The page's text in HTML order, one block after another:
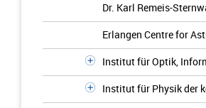
Dr. Karl Remeis-
Erlangen Centre for
Institut für Optik,
Institut für Physik der